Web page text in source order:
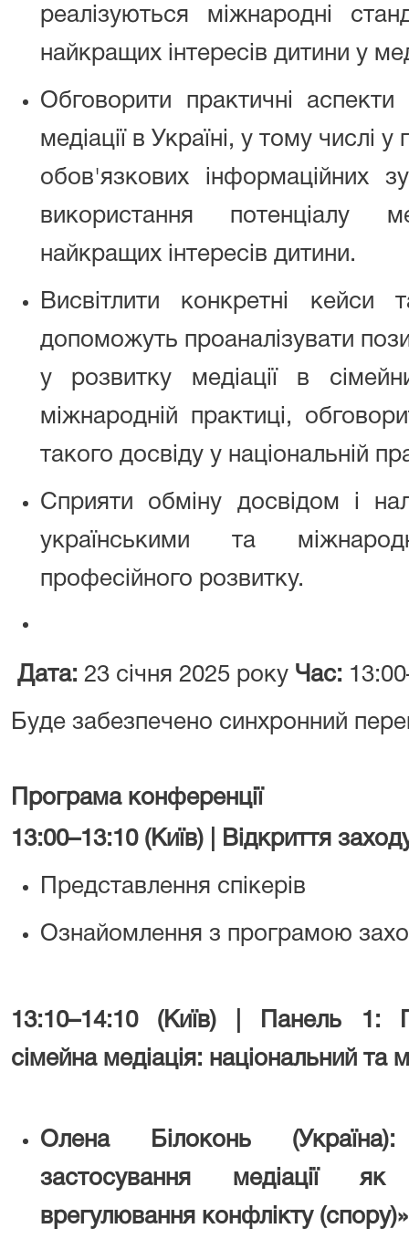
реалізуються міжнародні
найкращих інтересів дитини у
Обговорити практичні
медіації в Україні, у тому числі
обов'язкових інформаційних
використання потенціалу
найкращих інтересів дитини.
Висвітлити конкретні кейси
допоможуть проаналізувати
у розвитку медіації в
міжнародній практиці,
такого досвіду у національній
Сприяти обміну досвідом і
українськими та
професійного розвитку.
Дата: 23 січня 2025 року Час:
Буде забезпечено синхронний
Програма конференції
13:00–13:10 (Київ) | Відкриття
Представлення спікерів
Ознайомлення з програмою
13:10–14:10 (Київ) | Панель 1:
сімейна медіація: національний та
Олена Білоконь
застосування медіації
врегулювання конфлікту (спору)»